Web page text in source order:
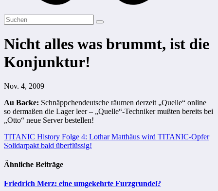
Nicht alles was brummt, ist die
Konjunktur!
Nov. 4, 2009
Au Backe: Schnäppchendeutsche räumen derzeit „Quelle“ online
so dermaßen die Lager leer – „Quelle“-Techniker mußten bereits bei
„Otto“ neue Server bestellen!
Beitragsnavigation
TITANIC History Folge 4: Lothar Matthäus wird TITANIC-Opfer
Solidarpakt bald überflüssig!
Ähnliche Beiträge
Friedrich Merz: eine umgekehrte Furzgrundel?